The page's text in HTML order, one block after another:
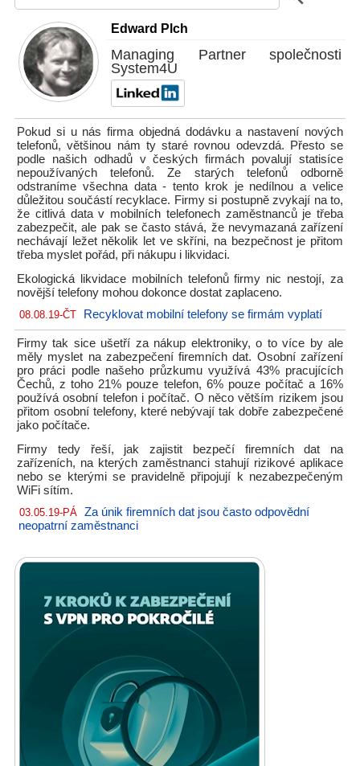
Edward Plch
Managing Partner společnosti
System4U
Pokud si u nás firma objedná dodávku a nastavení nových
telefonů, většinou nám ty staré rovnou odevzdá. Přesto se
podle našich odhadů v českých firmách povalují statisíce
nepoužívaných telefonů. Ze starých telefonů odborně
odstraníme všechna data - tento krok je nedílnou a velice
důležitou součástí recyklace. Firmy si postupně zvykají na to,
že citlivá data v mobilních telefonech zaměstnanců je třeba
zabezpečit, ale pak se často stává, že nevymazaná zařízení
nechávají ležet několik let ve skříni, na bezpečnost je přitom
třeba myslet pořád, při nákupu i likvidaci.
Ekologická likvidace mobilních telefonů firmy nic nestojí, za
novější telefony mohou dokonce dostat zaplaceno.
08.08.19-ČT Recyklovat mobilní telefony se firmám vyplatí
Firmy tak sice ušetří za nákup elektroniky, o to více by ale
měly myslet na zabezpečení firemních dat. Osobní zařízení
pro práci podle našeho průzkumu využívá 43% pracujících
Čechů, z toho 21% pouze telefon, 6% pouze počítač a 16%
používá osobní telefon i počítač. O něco větším rizikem jsou
přitom osobní telefony, které nebývají tak dobře zabezpečené
jako počítače.
Firmy tedy řeší, jak zajistit bezpečí firemních dat na
zařízeních, na kterých zaměstnanci stahují rizikové aplikace
nebo se kterými se pravidelně připojují k nezabezpečeným
WiFi sítím.
03.05.19-PÁ Za únik firemních dat jsou často odpovědní
neopatrní zaměstnanci